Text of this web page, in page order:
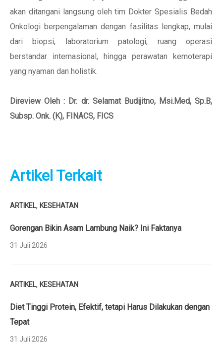
akan ditangani langsung oleh tim Dokter Spesialis Bedah
Onkologi berpengalaman dengan fasilitas lengkap, mulai
dari biopsi, laboratorium patologi, ruang operasi
berstandar internasional, hingga perawatan kemoterapi
yang nyaman dan holistik.
Direview Oleh : Dr. dr. Selamat Budijitno, Msi.Med, Sp.B,
Subsp. Onk. (K), FINACS, FICS
Artikel Terkait
ARTIKEL, KESEHATAN
Gorengan Bikin Asam Lambung Naik? Ini Faktanya
31 Juli 2026
ARTIKEL, KESEHATAN
Diet Tinggi Protein, Efektif, tetapi Harus Dilakukan dengan
Tepat
31 Juli 2026